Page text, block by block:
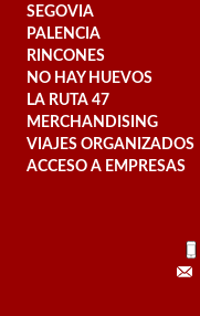
SEGOVIA
PALENCIA
RINCONES
NO HAY HUEVOS
LA RUTA 47
MERCHANDISING
VIAJES ORGANIZADOS
ACCESO A EMPRESAS